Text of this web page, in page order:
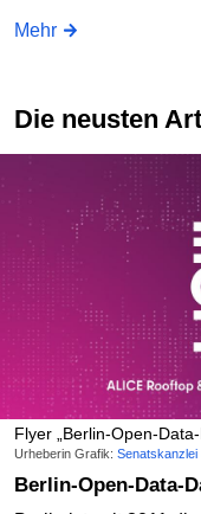
Mehr
Die neusten
Flyer „Berlin-Open-
Urheberin Grafik: Senatskanzlei
Berlin-Open-Data-